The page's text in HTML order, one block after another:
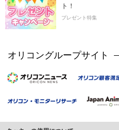
ト！
プレゼント特集
オリコングループサイト